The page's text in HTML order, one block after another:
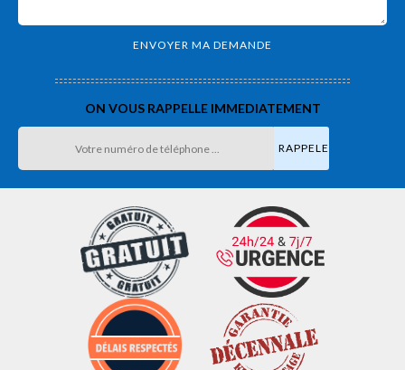
ON VOUS RAPPELLE IMMEDIATEMENT